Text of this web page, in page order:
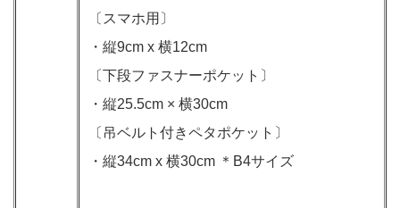
〔スマホ用〕
・縦9cm x 横12cm
〔下段ファスナーポケット〕
・縦25.5cm × 横30cm
〔吊ベルト付きペタポケット〕
・縦34cm x 横30cm ＊B4サイズ